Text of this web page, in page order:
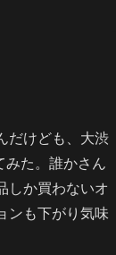
だけども、大渋
みた。誰かさん
しか買わないオ
ンも下がり気味